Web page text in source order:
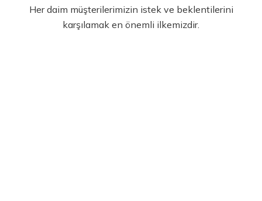
Her daim müşterilerimizin istek ve beklentilerini
karşılamak en önemli ilkemizdir.